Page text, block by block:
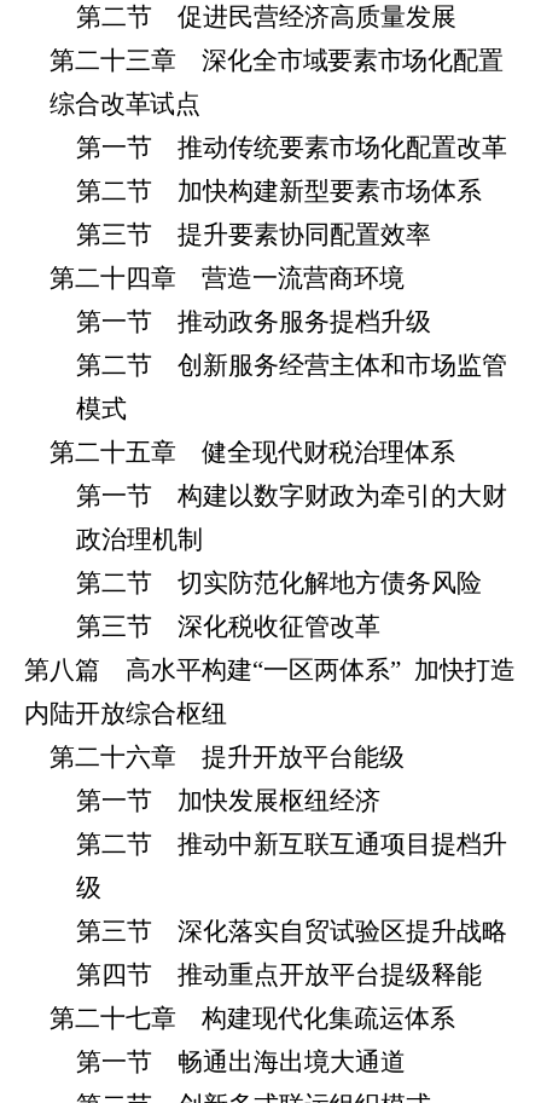
第二节 促进民营经济高质量发展
第二十三章 深化全市域要素市场化配置
综合改革试点
第一节 推动传统要素市场化配置改革
第二节 加快构建新型要素市场体系
第三节 提升要素协同配置效率
第二十四章 营造一流营商环境
第一节 推动政务服务提档升级
第二节 创新服务经营主体和市场监管
模式
第二十五章 健全现代财税治理体系
第一节 构建以数字财政为牵引的大财
政治理机制
第二节 切实防范化解地方债务风险
第三节 深化税收征管改革
第八篇 高水平构建“一区两体系” 加快打造
内陆开放综合枢纽
第二十六章 提升开放平台能级
第一节 加快发展枢纽经济
第二节 推动中新互联互通项目提档升
级
第三节 深化落实自贸试验区提升战略
第四节 推动重点开放平台提级释能
第二十七章 构建现代化集疏运体系
第一节 畅通出海出境大通道